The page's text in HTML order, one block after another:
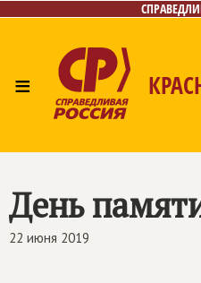
≡
День
22 июня 2019